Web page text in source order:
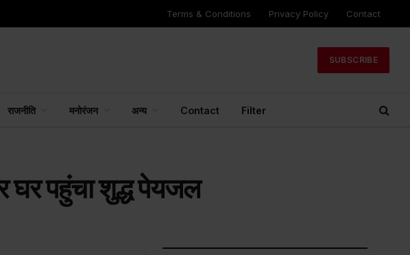
Terms & Conditions Privacy Policy Contact
SUBSCRIBE
राजनीति मनोरंजन अन्य Contact Filter
पहुंचा शुद्ध पेयजल